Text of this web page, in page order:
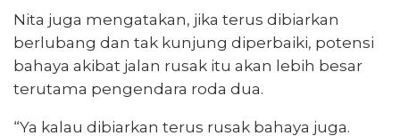
Nita juga mengatakan, jika terus dibiarkan
berlubang dan tak kunjung diperbaiki, potensi
bahaya akibat jalan rusak itu akan lebih besar
terutama pengendara roda dua.
“Ya kalau dibiarkan terus rusak bahaya juga.